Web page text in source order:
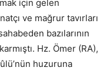
için gelen
ve mağrur tavırları
bazılarının
Hz. Ömer (RA),
huzuruna